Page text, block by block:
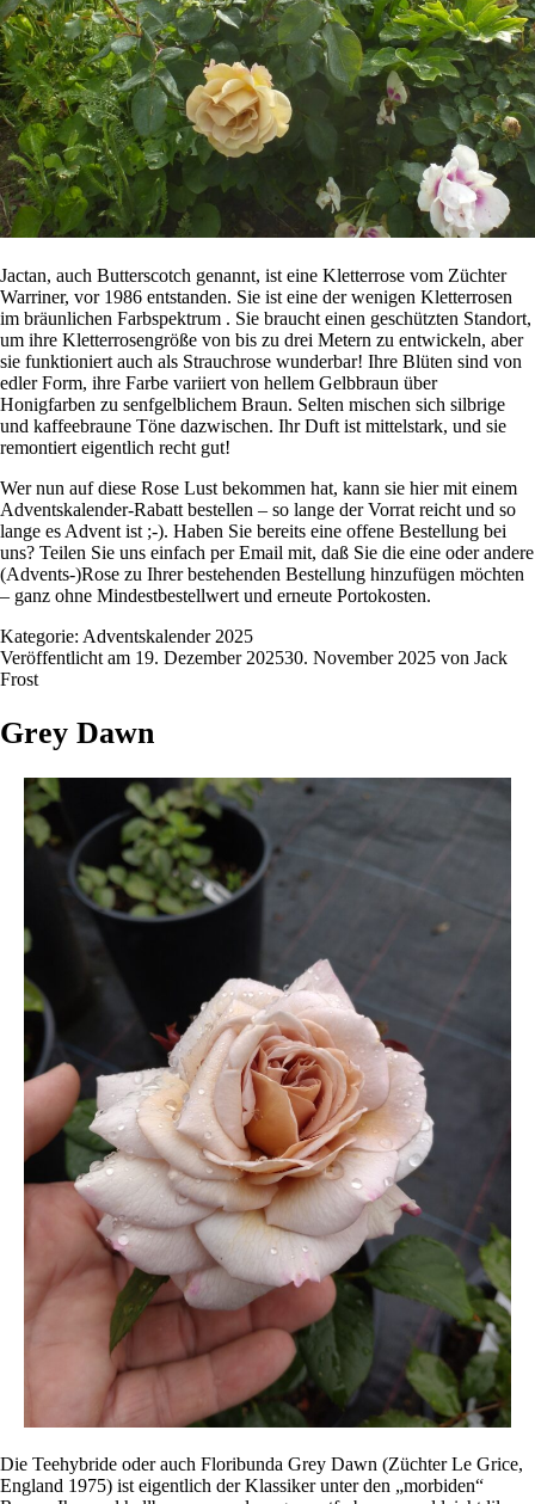
Jactan, auch Butterscotch genannt, ist eine Kletterrose vom Züchter
Warriner, vor 1986 entstanden. Sie ist eine der wenigen Kletterrosen
im bräunlichen Farbspektrum . Sie braucht einen geschützten Standort,
um ihre Kletterrosengröße von bis zu drei Metern zu entwickeln, aber
sie funktioniert auch als Strauchrose wunderbar! Ihre Blüten sind von
edler Form, ihre Farbe variiert von hellem Gelbbraun über
Honigfarben zu senfgelblichem Braun. Selten mischen sich silbrige
und kaffeebraune Töne dazwischen. Ihr Duft ist mittelstark, und sie
remontiert eigentlich recht gut!
Wer nun auf diese Rose Lust bekommen hat, kann sie hiermit einem
Adventskalender-Rabatt bestellen – so lange der Vorrat reicht und so
lange es Advent ist ;-). Haben Sie bereits eine offene Bestellung bei
uns? Teilen Sie uns einfach per Email mit, daß Sie die eine oder andere
(Advents-)Rose zu Ihrer bestehenden Bestellung hinzufügen möchten
– ganz ohne Mindestbestellwert und erneute Portokosten.
Kategorie: Adventskalender 2025
Veröffentlicht am 19. Dezember 202530. November 2025 von Jack
Frost
Grey Dawn
Die Teehybride oder auch Floribunda Grey Dawn (Züchter Le Grice,
England 1975) ist eigentlich der Klassiker unter den „morbiden“